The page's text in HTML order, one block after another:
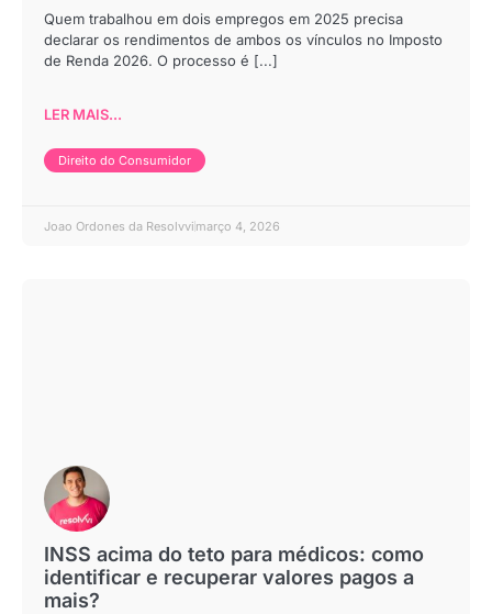
Quem trabalhou em dois empregos em 2025 precisa
declarar os rendimentos de ambos os vínculos no Imposto
de Renda 2026. O processo é [...]
LER MAIS...
Direito do Consumidor
Joao Ordones da Resolvvi março 4, 2026
INSS acima do teto para médicos: como
identificar e recuperar valores pagos a
mais?